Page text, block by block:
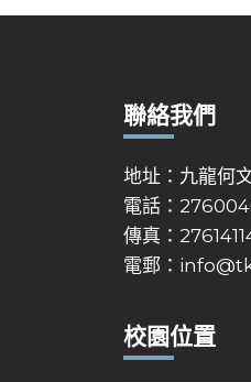
聯絡我們
地址：九龍何
電話：
傳真：
電郵：
校園位置